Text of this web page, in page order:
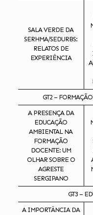
SALA VERDE DA
SERHMA/SEDURBS:
RELATOS DE
EXPERIÊNCIA
GT2 –
A PRESENÇA DA
EDUCAÇÃO
AMBIENTAL NA
FORMAÇÃO
DOCENTE: UM
OLHAR SOBRE O
AGRESTE
SERGIPANO
GT3 –
A IMPORTÂNCIA DA